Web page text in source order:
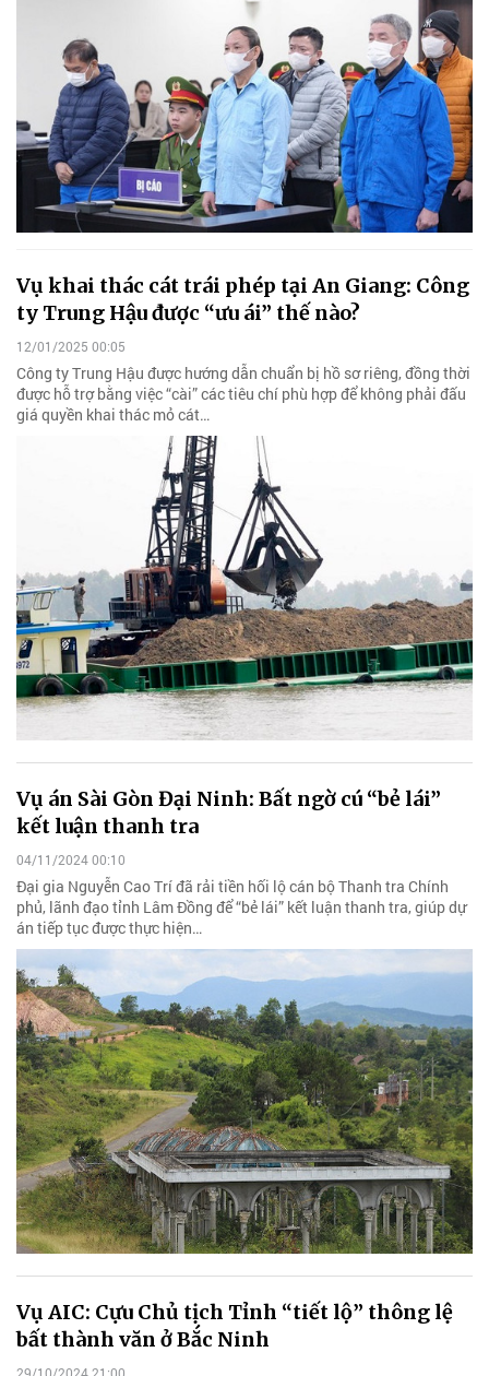
Vụ khai thác cát trái phép tại An Giang: Công
ty Trung Hậu được “ưu ái” thế nào?
12/01/2025 00:05
Công ty Trung Hậu được hướng dẫn chuẩn bị hồ sơ riêng, đồng thời
được hỗ trợ bằng việc “cài” các tiêu chí phù hợp để không phải đấu
giá quyền khai thác mỏ cát…
Vụ án Sài Gòn Đại Ninh: Bất ngờ cú “bẻ lái”
kết luận thanh tra
04/11/2024 00:10
Đại gia Nguyễn Cao Trí đã rải tiền hối lộ cán bộ Thanh tra Chính
phủ, lãnh đạo tỉnh Lâm Đồng để “bẻ lái” kết luận thanh tra, giúp dự
án tiếp tục được thực hiện…
Vụ AIC: Cựu Chủ tịch Tỉnh “tiết lộ” thông lệ
bất thành văn ở Bắc Ninh